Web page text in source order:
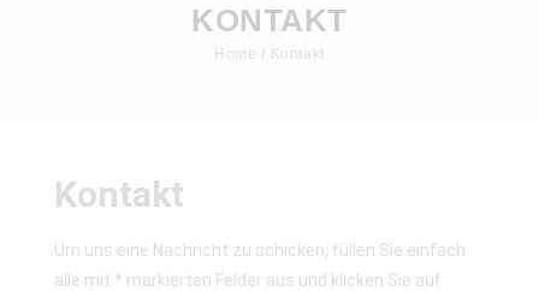
KONTAKT
Home / Kontakt
Kontakt
Um uns eine Nachricht zu schicken, füllen Sie einfach
alle mit * markierten Felder aus und klicken Sie auf